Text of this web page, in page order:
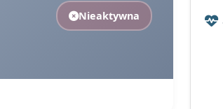
Nieaktywna